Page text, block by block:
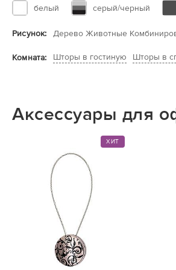
белый серый/черный
Рисунок: Дерево Животные
Комната: Шторы в гостиную Шторы в
Аксессуары для
ХИТ